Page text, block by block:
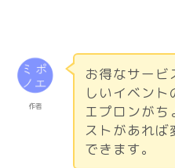
作者
お得なサービ
しいイベント
エプロンがち
ストがあれ
できます。